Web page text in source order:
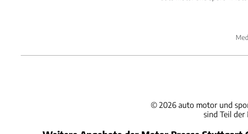
© 2026 auto motor und
sind Teil der